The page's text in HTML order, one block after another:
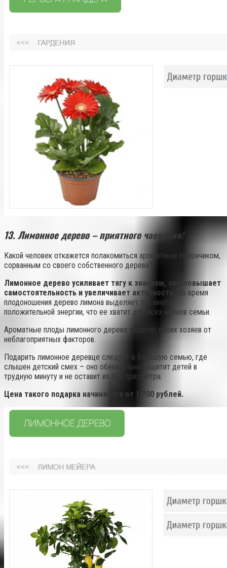
13. Лимонное дерево – приятного чаепития!
Какой человек откажется полакомиться ароматным лимончиком,
сорванным со своего собственного дерева?
Лимонное дерево усиливает тягу к знаниям, оно повышает
самостоятельность и увеличивает активность.
Во время
плодоношения дерево лимона выделяет так много
положительной энергии, что ее хватит для всех членов семьи.
Ароматные плоды лимонного дерева защитят своих хозяев от
неблагоприятных факторов.
Подарить лимонное деревце следует в большую семью, где
слышен детский смех – оно обязательно защитит детей в
трудную минуту и не оставит их без присмотра.
Цена такого подарка начинается от 1 700 рублей.